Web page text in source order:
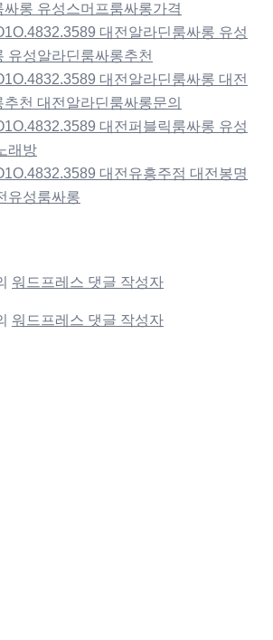
싸롱 유성스머프룸싸롱가격
대전알라딘룸싸롱 유성
유성알라딘룸싸롱추천
대전알라딘룸싸롱 대전
천 대전알라딘룸싸롱문의
대전퍼블릭룸싸롱 유성
래방
대전유흥주점 대전봉명
유성룸싸롱
워드프레스 댓글 작성자
워드프레스 댓글 작성자